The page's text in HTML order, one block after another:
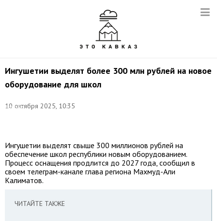
Ингушетии выделят более 300 млн рублей на новое
оборудование для школ
10 октября 2025, 10:35
Фото:
Кирилл
Ингушетии выделят свыше 300 миллионов рублей на
обеспечение школ республики новым оборудованием.
Процесс оснащения продлится до 2027 года, сообщил в
своем телеграм-канале глава региона Махмуд-Али
Калиматов.
ЧИТАЙТЕ ТАКЖЕ